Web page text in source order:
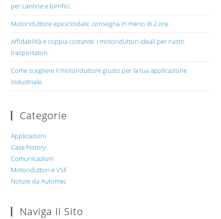
per cantine e birrifici.
Motoriduttore epicicloidale: consegna in meno di 2 ore.
Affidabilità e coppia costante: i motoriduttori ideali per nastri
trasportatori.
Come scegliere il motoriduttore giusto per la tua applicazione
industriale.
Categorie
Applicazioni
Case history
Comunicazioni
Motoriduttori e VSF
Notizie da Automec
Naviga Il Sito